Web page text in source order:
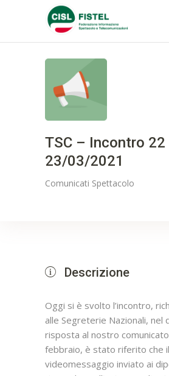
TSC – Incontro
23/03/2021
Comunicati Spettacolo
Descrizione
Oggi si è svolto l’incontro,
alle Segreterie Nazionali, nel
risposta al nostro
febbraio, è stato riferito che il
videomessaggio inviato ai